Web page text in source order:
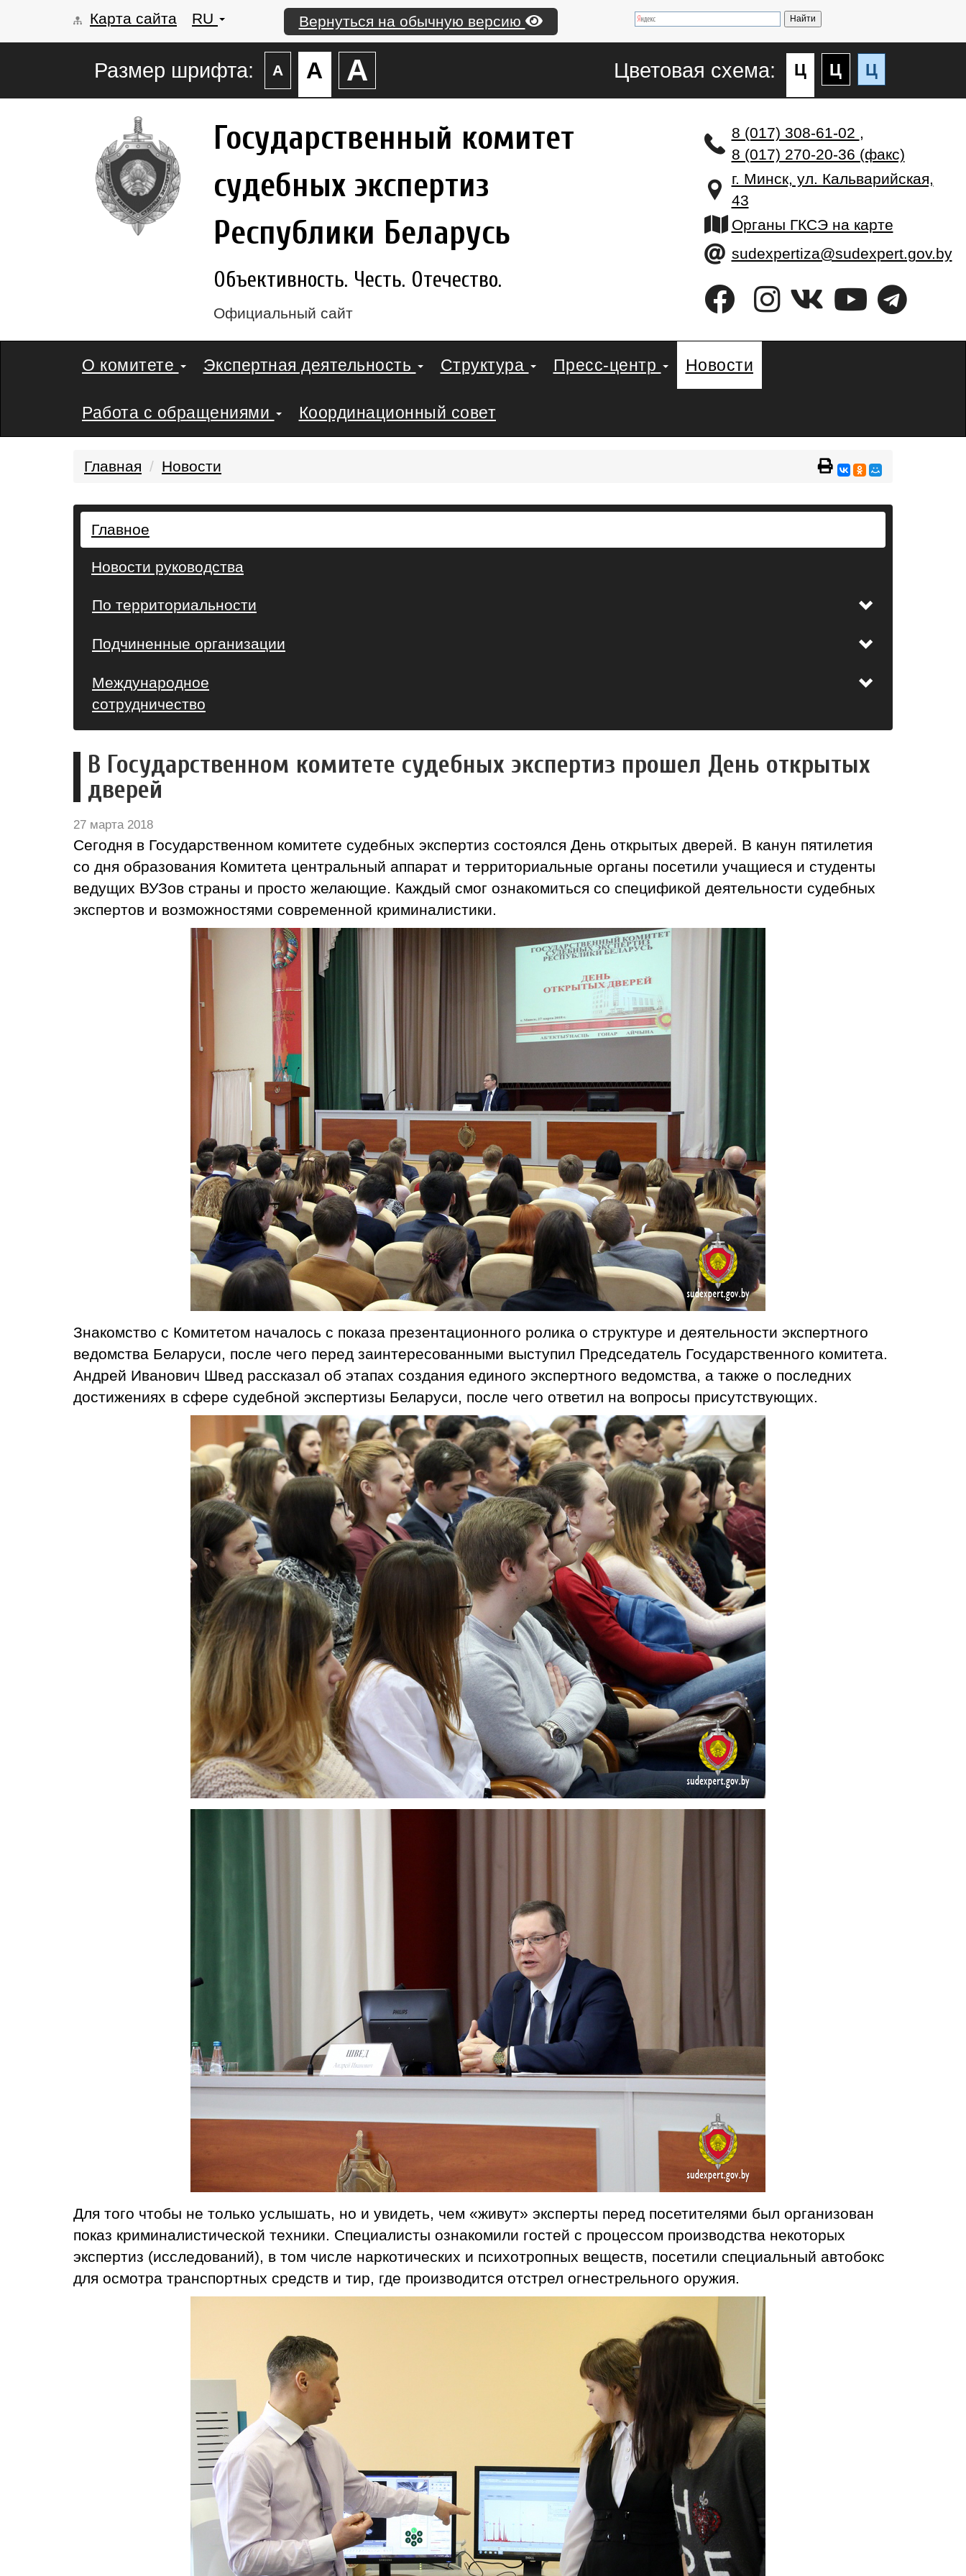
Карта сайта RU Вернуться на обычную версию
Размер шрифта: А А А Цветовая схема: Ц Ц Ц
Государственный комитет
судебных экспертиз
Республики Беларусь
Объективность. Честь. Отечество.
Официальный сайт
8 (017) 308-61-02 ,
8 (017) 270-20-36 (факс)
г. Минск, ул. Кальварийская,
43
Органы ГКСЭ на карте
sudexpertiza@sudexpert.gov.by
О комитете Экспертная деятельность Структура Пресс-центр Новости
Работа с обращениями Координационный совет
Главная Новости
Главное
Новости руководства
По территориальности
Подчиненные организации
Международное
сотрудничество
В Государственном комитете судебных экспертиз прошел День открытых
дверей
27 марта 2018
Сегодня в Государственном комитете судебных экспертиз состоялся День открытых дверей. В канун пятилетия
со дня образования Комитета центральный аппарат и территориальные органы посетили учащиеся и студенты
ведущих ВУЗов страны и просто желающие. Каждый смог ознакомиться со спецификой деятельности судебных
экспертов и возможностями современной криминалистики.
Знакомство с Комитетом началось с показа презентационного ролика о структуре и деятельности экспертного
ведомства Беларуси, после чего перед заинтересованными выступил Председатель Государственного комитета.
Андрей Иванович Швед рассказал об этапах создания единого экспертного ведомства, а также о последних
достижениях в сфере судебной экспертизы Беларуси, после чего ответил на вопросы присутствующих.
Для того чтобы не только услышать, но и увидеть, чем «живут» эксперты перед посетителями был организован
показ криминалистической техники. Специалисты ознакомили гостей с процессом производства некоторых
экспертиз (исследований), в том числе наркотических и психотропных веществ, посетили специальный автобокс
для осмотра транспортных средств и тир, где производится отстрел огнестрельного оружия.